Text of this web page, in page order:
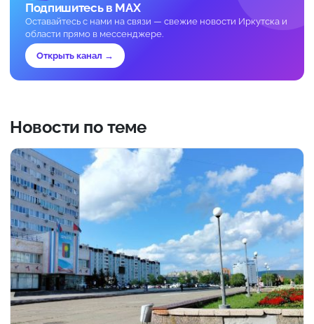
Подпишитесь в MAX
Оставайтесь с нами на связи — свежие новости Иркутска и
области прямо в мессенджере.
Открыть канал →
Новости по теме